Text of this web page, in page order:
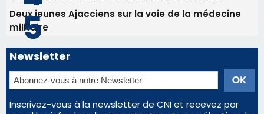
Éclipse du 12 août : la Corse aux premières loges
d'un spectacle qui ne reviendra pas avant 2081
La gendarmerie alerte les restaurateurs corses
face à une nouvelle escroquerie au faux vendeur de
vin
En Corse, un début de saison marqué par une
consommation en recul dans les restaurants